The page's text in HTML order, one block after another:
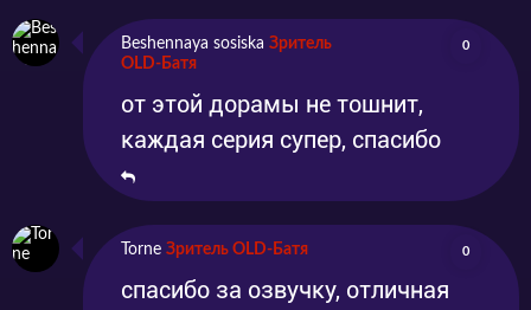
Серия 11
Эпизод 11 2022-02-28
2022-02-28
Серия 12
Эпизод 12
Эпизод 13
Beshennaya sosiska Зритель
OLD-Батя
0
от этой дорамы не тошнит,
каждая серия супер, спасибо
Torne Зритель OLD-Батя 0
спасибо за озвучку, отличная